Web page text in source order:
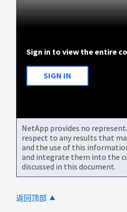
Sign in to view the entire
SIGN IN
NetApp provides no
respect to any results that
and the use of this
and integrate them into the
discussed in this document.
返回顶部